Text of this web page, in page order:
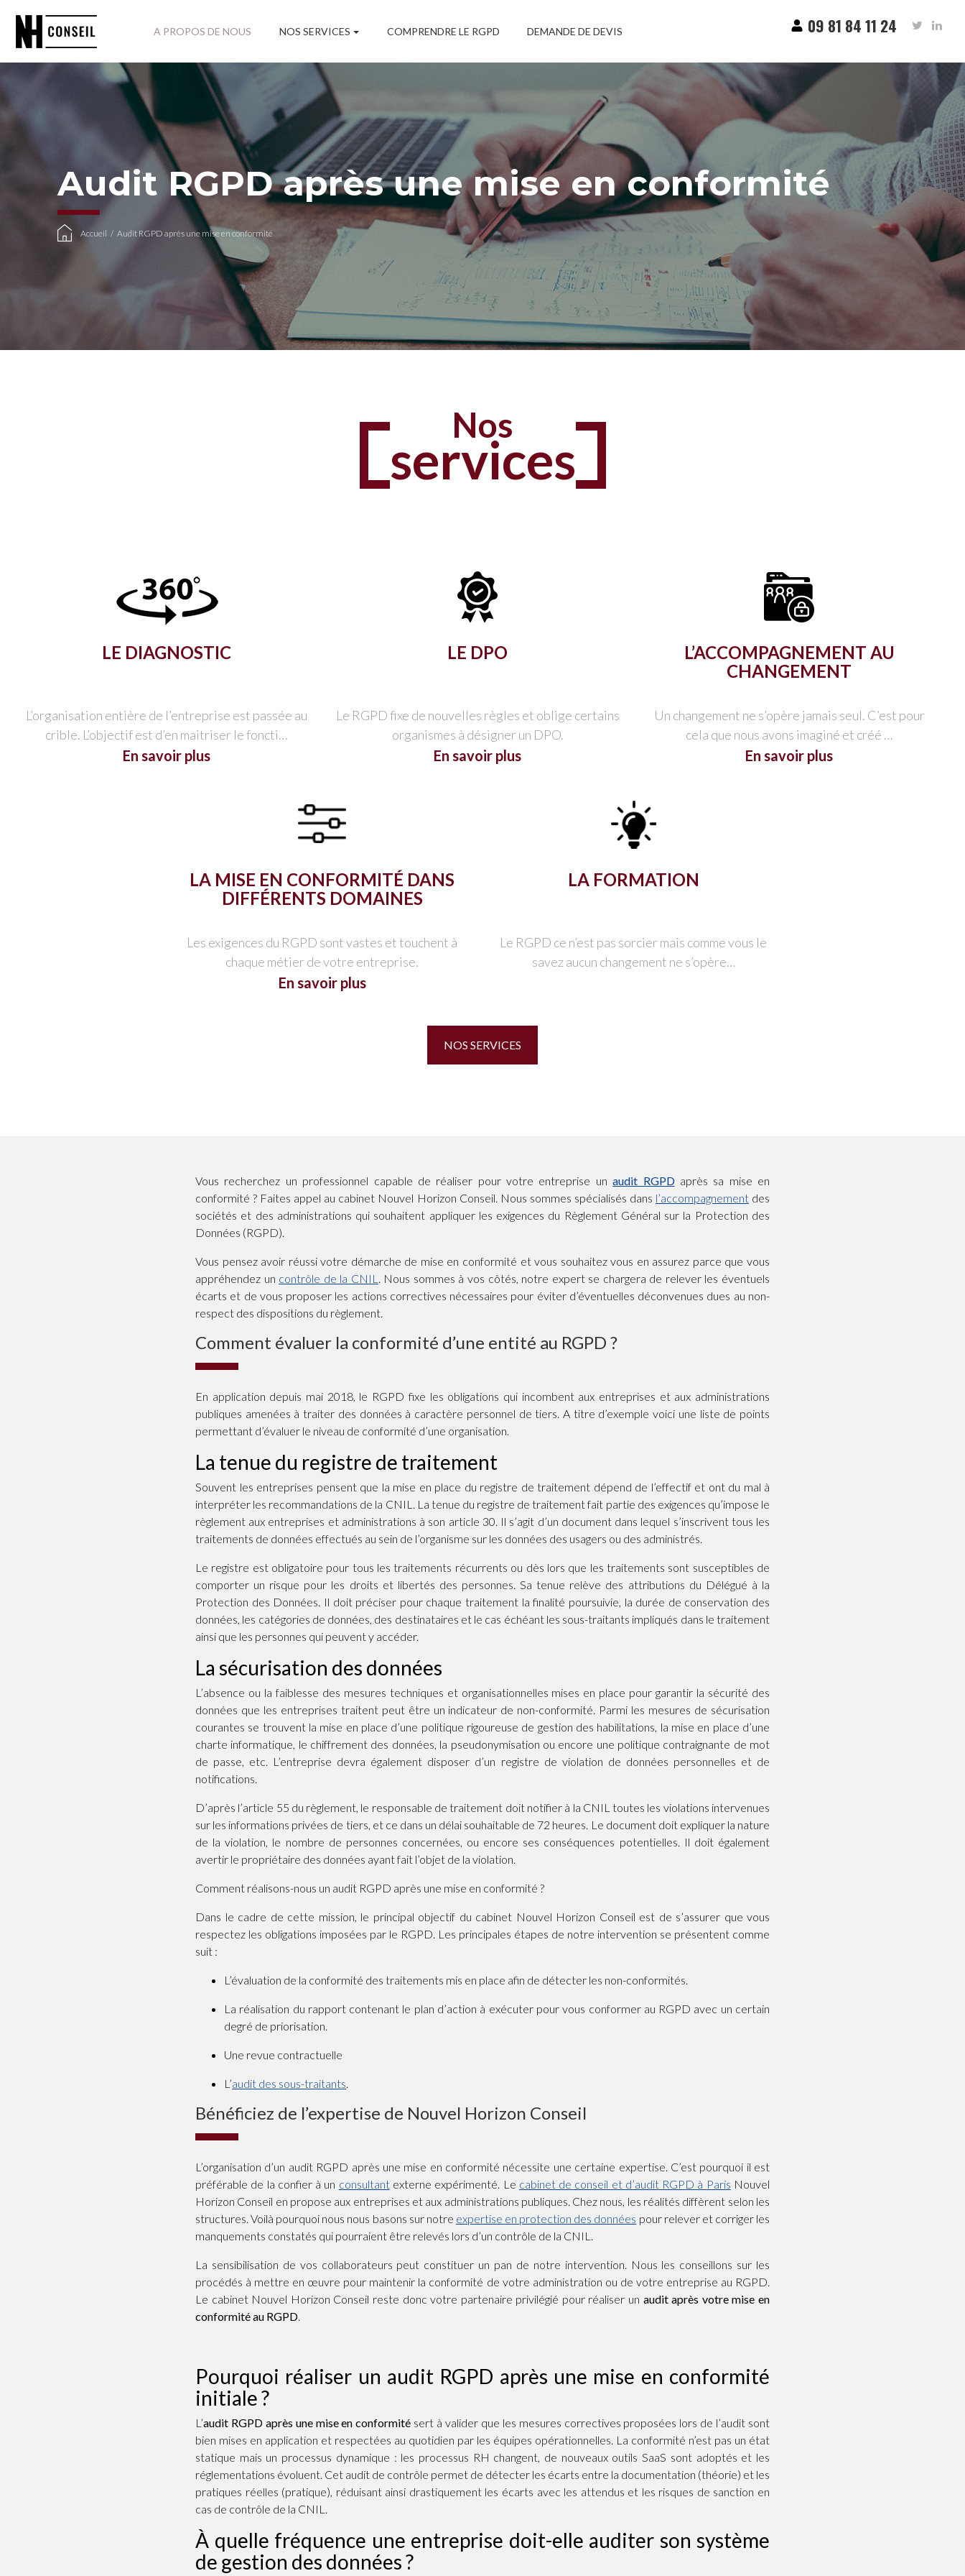
Navigation
A PROPOS DE NOUS NOS SERVICES COMPRENDRE LE RGPD DEMANDE DE DEVIS 09 81 84 11 24
Audit RGPD après une mise en conformité
Accueil / Audit RGPD après une mise en conformité
Nos
services
LE DIAGNOSTIC
L’organisation entière de l’entreprise est passée au
crible. L’objectif est d’en maitriser le foncti…
En savoir plus
LE DPO
Le RGPD fixe de nouvelles règles et oblige certains
organismes à désigner un DPO.
En savoir plus
L’ACCOMPAGNEMENT AU
CHANGEMENT
Un changement ne s’opère jamais seul. C’est pour
cela que nous avons imaginé et créé …
En savoir plus
LA MISE EN CONFORMITÉ DANS
DIFFÉRENTS DOMAINES
Les exigences du RGPD sont vastes et touchent à
chaque métier de votre entreprise.
En savoir plus
LA FORMATION
Le RGPD ce n’est pas sorcier mais comme vous le
savez aucun changement ne s’opère…
NOS SERVICES
Vous recherchez un professionnel capable de réaliser pour votre entreprise unaudit RGPDaprès sa mise en
conformité ? Faites appel au cabinet Nouvel Horizon Conseil. Nous sommes spécialisés dans l’accompagnementdes
sociétés et des administrations qui souhaitent appliquer les exigences du Règlement Général sur la Protection des
Données (RGPD).
Vous pensez avoir réussi votre démarche de mise en conformité et vous souhaitez vous en assurez parce que vous
appréhendez un contrôle de la CNIL . Nous sommes à vos côtés, notre expert se chargera de relever les éventuels
écarts et de vous proposer les actions correctives nécessaires pour éviter d’éventuelles déconvenues dues au non-
respect des dispositions du règlement.
Comment évaluer la conformité d’une entité au RGPD ?
En application depuis mai 2018, le RGPD fixe les obligations qui incombent aux entreprises et aux administrations
publiques amenées à traiter des données à caractère personnel de tiers. A titre d’exemple voici une liste de points
permettant d’évaluer le niveau de conformité d’une organisation.
La tenue du registre de traitement
Souvent les entreprises pensent que la mise en place du registre de traitement dépend de l’effectif et ont du mal à
interpréter les recommandations de la CNIL. La tenue du registre de traitement fait partie des exigences qu’impose le
règlement aux entreprises et administrations à son article 30. Il s’agit d’un document dans lequel s’inscrivent tous les
traitements de données effectués au sein de l’organisme sur les données des usagers ou des administrés.
Le registre est obligatoire pour tous les traitements récurrents ou dès lors que les traitements sont susceptibles de
comporter un risque pour les droits et libertés des personnes. Sa tenue relève des attributions du Délégué à la
Protection des Données. Il doit préciser pour chaque traitement la finalité poursuivie, la durée de conservation des
données, les catégories de données, des destinataires et le cas échéant les sous-traitants impliqués dans le traitement
ainsi que les personnes qui peuvent y accéder.
La sécurisation des données
L’absence ou la faiblesse des mesures techniques et organisationnelles mises en place pour garantir la sécurité des
données que les entreprises traitent peut être un indicateur de non-conformité. Parmi les mesures de sécurisation
courantes se trouvent la mise en place d’une politique rigoureuse de gestion des habilitations, la mise en place d’une
charte informatique, le chiffrement des données, la pseudonymisation ou encore une politique contraignante de mot
de passe, etc. L’entreprise devra également disposer d’un registre de violation de données personnelles et de
notifications.
D’après l’article 55 du règlement, le responsable de traitement doit notifier à la CNIL toutes les violations intervenues
sur les informations privées de tiers, et ce dans un délai souhaitable de 72 heures. Le document doit expliquer la nature
de la violation, le nombre de personnes concernées, ou encore ses conséquences potentielles. Il doit également
avertir le propriétaire des données ayant fait l’objet de la violation.
Comment réalisons-nous un audit RGPD après une mise en conformité ?
Dans le cadre de cette mission, le principal objectif du cabinet Nouvel Horizon Conseil est de s’assurer que vous
respectez les obligations imposées par le RGPD. Les principales étapes de notre intervention se présentent comme
suit :
L’évaluation de la conformité des traitements mis en place afin de détecter les non-conformités.
La réalisation du rapport contenant le plan d’action à exécuter pour vous conformer au RGPD avec un certain
degré de priorisation.
Une revue contractuelle
L’audit des sous-traitants.
Bénéficiez de l’expertise de Nouvel Horizon Conseil
L’organisation d’un audit RGPD après une mise en conformité nécessite une certaine expertise. C’est pourquoi il est
préférable de la confier à un consultantexterne expérimenté. Le cabinet de conseil et d’audit RGPD à Paris Nouvel
Horizon Conseil en propose aux entreprises et aux administrations publiques. Chez nous, les réalités diffèrent selon les
structures. Voilà pourquoi nous nous basons sur notre expertise en protection des données pour relever et corriger les
manquements constatés qui pourraient être relevés lors d’un contrôle de la CNIL.
La sensibilisation de vos collaborateurs peut constituer un pan de notre intervention. Nous les conseillons sur les
procédés à mettre en œuvre pour maintenir la conformité de votre administration ou de votre entreprise au RGPD.
Le cabinet Nouvel Horizon Conseil reste donc votre partenaire privilégié pour réaliser un audit après votre mise en
conformité au RGPD.
Pourquoi réaliser un audit RGPD après une mise en conformité
initiale ?
L’audit RGPD après une mise en conformité sert à valider que les mesures correctives proposées lors de l’audit sont
bien mises en application et respectées au quotidien par les équipes opérationnelles. La conformité n’est pas un état
statique mais un processus dynamique : les processus RH changent, de nouveaux outils SaaS sont adoptés et les
réglementations évoluent. Cet audit de contrôle permet de détecter les écarts entre la documentation (théorie) et les
pratiques réelles (pratique), réduisant ainsi drastiquement les écarts avec les attendus et les risques de sanction en
cas de contrôle de la CNIL.
À quelle fréquence une entreprise doit-elle auditer son système
de gestion des données ?